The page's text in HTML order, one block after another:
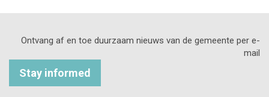
Ontvang af en toe duurzaam nieuws van de gemeente per e-
mail
Stay informed